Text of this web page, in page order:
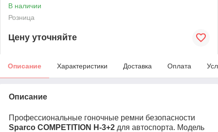
В наличии
Розница
Цену уточняйте
Описание Характеристики Доставка Оплата
Описание
Профессиональные гоночные ремни безопасности
Sparco COMPETITION H-3+2 для автоспорта. Модель